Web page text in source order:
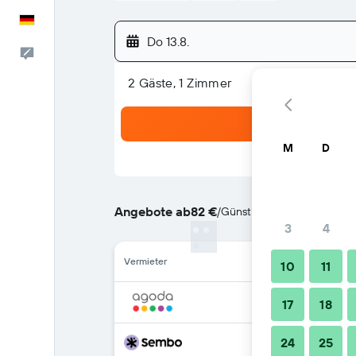
Do 13.8.
2 Gäste, 1 Zimmer
Angebote ab82 €/Günstigste Option: Preis
Vermieter
M D
3 4
10 11
17 18
24 25